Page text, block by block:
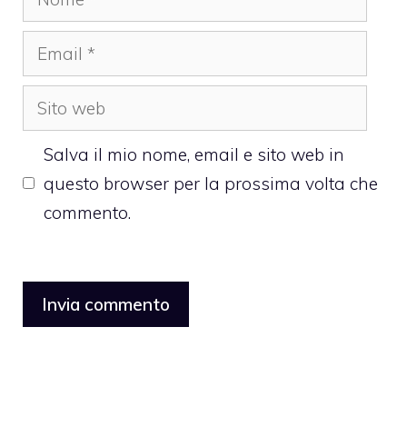
Email
Sito
web
Salva il mio nome, email e sito web in
questo browser per la prossima volta che
commento.